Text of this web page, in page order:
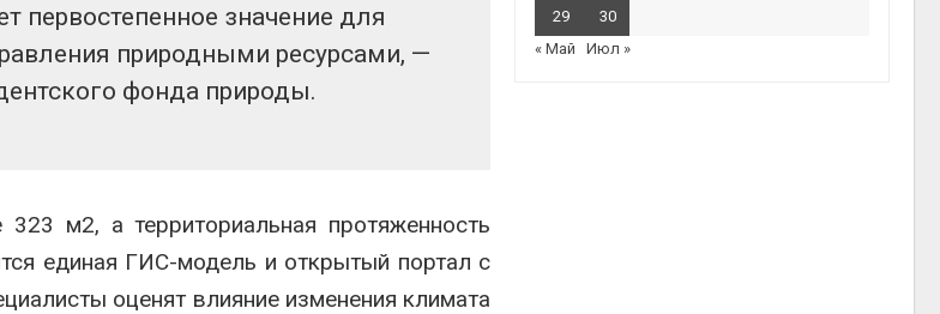
первостепенное значение для
природными ресурсами, —
фонда природы.
м2, а территориальная протяженность
единая ГИС-модель и открытый портал с
оценят влияние изменения климата
29
30
« Май
Июл »